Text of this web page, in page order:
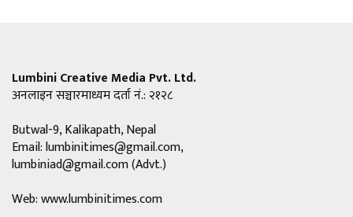
Lumbini Creative Media Pvt. Ltd.
अनलाइन सञ्चारमाध्यम दर्ता नं.: २१२८
Butwal-9, Kalikapath, Nepal
Email:lumbinitimes@gmail.com,
lumbiniad@gmail.com(Advt.)
Web: www.lumbinitimes.com